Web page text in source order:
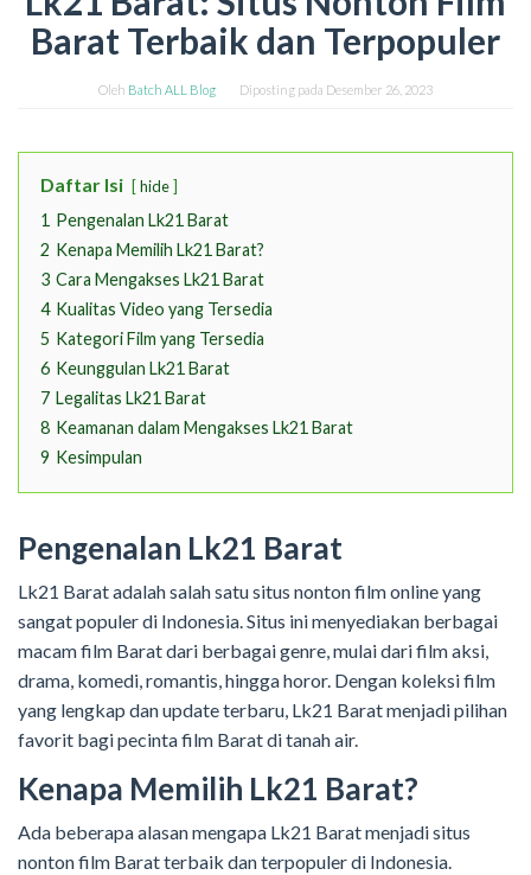
Barat Terbaik dan Terpopuler
Oleh Batch ALL Blog Diposting pada Desember 26, 2023
Daftar Isi hide
1 Pengenalan Lk21 Barat
2 Kenapa Memilih Lk21 Barat?
3 Cara Mengakses Lk21 Barat
4 Kualitas Video yang Tersedia
5 Kategori Film yang Tersedia
6 Keunggulan Lk21 Barat
7 Legalitas Lk21 Barat
8 Keamanan dalam Mengakses Lk21 Barat
9 Kesimpulan
Pengenalan Lk21 Barat
Lk21 Barat adalah salah satu situs nonton film online yang
sangat populer di Indonesia. Situs ini menyediakan berbagai
macam film Barat dari berbagai genre, mulai dari film aksi,
drama, komedi, romantis, hingga horor. Dengan koleksi film
yang lengkap dan update terbaru, Lk21 Barat menjadi pilihan
favorit bagi pecinta film Barat di tanah air.
Kenapa Memilih Lk21 Barat?
Ada beberapa alasan mengapa Lk21 Barat menjadi situs
nonton film Barat terbaik dan terpopuler di Indonesia.